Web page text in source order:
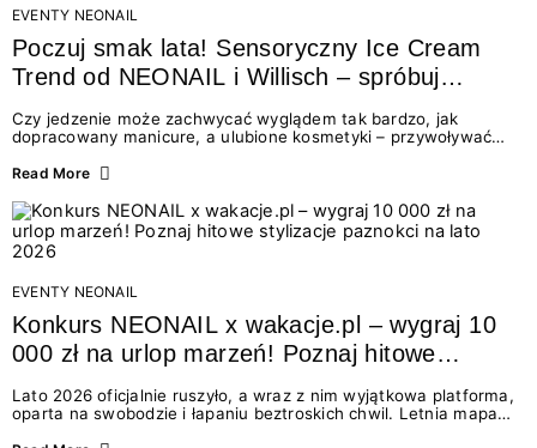
EVENTY NEONAIL
Poczuj smak lata! Sensoryczny Ice Cream
Trend od NEONAIL i Willisch – spróbuj
nowych lodów i odbierz prezent!
Czy jedzenie może zachwycać wyglądem tak bardzo, jak
dopracowany manicure, a ulubione kosmetyki – przywoływać
świata beauty i oszałamiających deserów to coś więcej niż
zmysłami: przez soczysty kolor, aksamitną teksturę,
orzeźwiający zapach i słodki akcent na podniebieniu. Tego lata
NEONAIL łączy siły z marką Willisch, tworząc unikalny projekt
na styku jedzenia i piękna....
Read More
EVENTY NEONAIL
Konkurs NEONAIL x wakacje.pl – wygraj 10
000 zł na urlop marzeń! Poznaj hitowe
Lato 2026 oficjalnie ruszyło, a wraz z nim wyjątkowa platforma,
oparta na swobodzie i łapaniu beztroskich chwil. Letnia mapa